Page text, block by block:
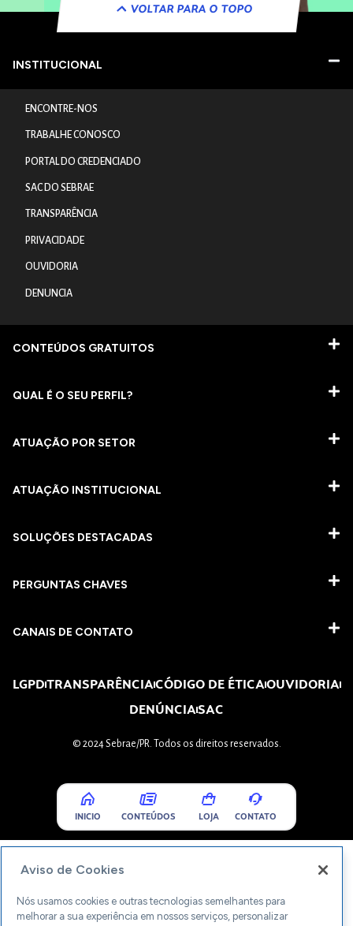
VOLTAR PARA O TOPO
INSTITUCIONAL
ENCONTRE-NOS
TRABALHE CONOSCO
PORTAL DO CREDENCIADO
SAC DO SEBRAE
TRANSPARÊNCIA
PRIVACIDADE
OUVIDORIA
DENUNCIA
CONTEÚDOS GRATUITOS
QUAL É O SEU PERFIL?
ATUAÇÃO POR SETOR
ATUAÇÃO INSTITUCIONAL
SOLUÇÕES DESTACADAS
PERGUNTAS CHAVES​
CANAIS DE CONTATO
LGPDTRANSPARÊNCIACÓDIGO DE ÉTICAOUVIDORIA
DENÚNCIASAC
© 2024 Sebrae/PR. Todos os direitos reservados.
INICIO CONTEÚDOS LOJA CONTATO
Aviso de Cookies
Nós usamos cookies e outras tecnologias semelhantes para
melhorar a sua experiência em nossos serviços, personalizar